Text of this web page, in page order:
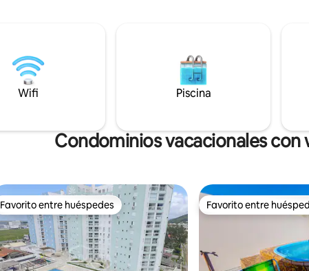
Wifi Piscina
Condominios vacacionales con
Favorito entre huéspedes
Favorito entre huéspedes Favorito entre
Favorito entre